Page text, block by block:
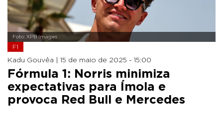
Foto: XPB Images
F1
Kadu Gouvêa | 15 de maio de 2025 - 15:00
Fórmula 1: Norris minimiza
expectativas para Ímola e
provoca Red Bull e Mercedes